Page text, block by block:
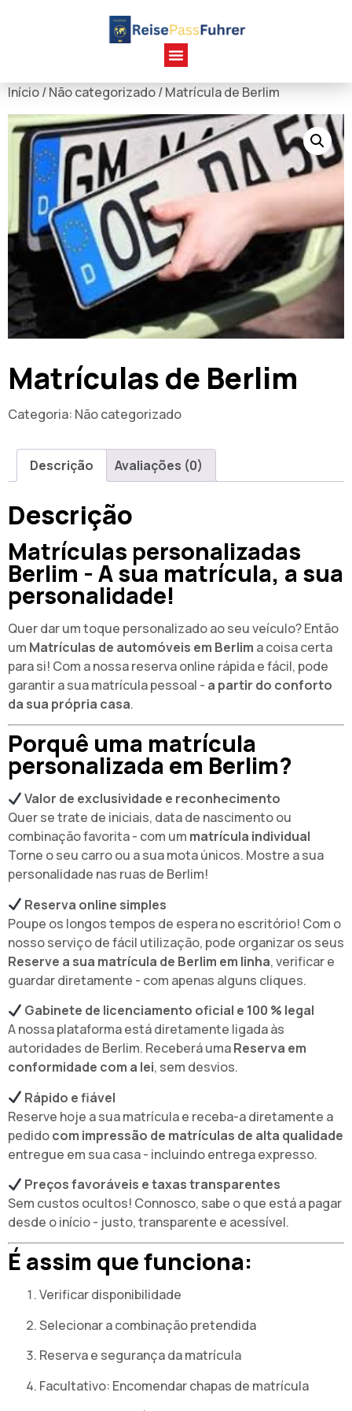
Início/Não categorizado/ Matrícula de Berlim
Matrículas de Berlim
Categoria: Não categorizado
Descrição Avaliações (0)
Descrição
Matrículas personalizadas
Berlim - A sua matrícula, a sua
personalidade!
Quer dar um toque personalizado ao seu veículo? Então
um Matrículas de automóveis em Berlim a coisa certa
para si! Com a nossa reserva online rápida e fácil, pode
garantir a sua matrícula pessoal - a partir do conforto
da sua própria casa.
Porquê uma matrícula
personalizada em Berlim?
Valor de exclusividade e reconhecimento
Quer se trate de iniciais, data de nascimento ou
combinação favorita - com um matrícula individual
Torne o seu carro ou a sua mota únicos. Mostre a sua
personalidade nas ruas de Berlim!
Reserva online simples
Poupe os longos tempos de espera no escritório! Com o
nosso serviço de fácil utilização, pode organizar os seus
Reserve a sua matrícula de Berlim em linha, verificar e
guardar diretamente - com apenas alguns cliques.
Gabinete de licenciamento oficial e 100 % legal
A nossa plataforma está diretamente ligada às
autoridades de Berlim. Receberá umaReserva em
conformidade com a lei, sem desvios.
Rápido e fiável
Reserve hoje a sua matrícula e receba-a diretamente a
pedidocom impressão de matrículas de alta qualidade
entregue em sua casa - incluindo entrega expresso.
Preços favoráveis e taxas transparentes
Sem custos ocultos! Connosco, sabe o que está a pagar
desde o início - justo, transparente e acessível.
É assim que funciona:
Verificar disponibilidade
Selecionar a combinação pretendida
Reserva e segurança da matrícula
Facultativo: Encomendar chapas de matrícula